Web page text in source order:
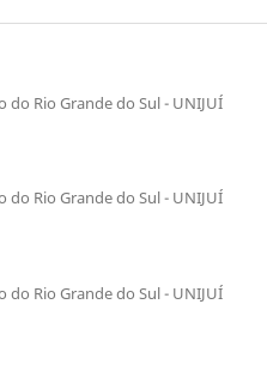
Rio Grande do Sul - UNIJUÍ
Rio Grande do Sul - UNIJUÍ
Rio Grande do Sul - UNIJUÍ